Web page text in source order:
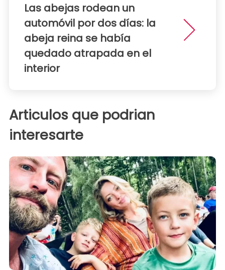
Las abejas rodean un
automóvil por dos días: la
abeja reina se había
quedado atrapada en el
interior
Articulos que podrian
interesarte